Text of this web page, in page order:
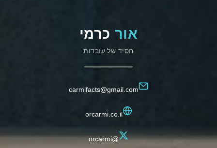
אור כרמי
חסיד של עובדות
carmifacts@gmail.com
orcarmi.co.il
@orcarmi